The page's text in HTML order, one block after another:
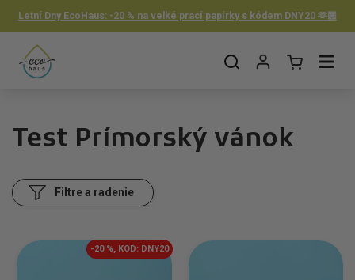
Letní Dny EcoHaus: -20 % na velké prací papírky s kódem DNY20 🫶🏼
Otvorit košík Otvor ponuku
Test Prímorský vánok
Filtre a radenie
-20 %, KÓD: DNY20